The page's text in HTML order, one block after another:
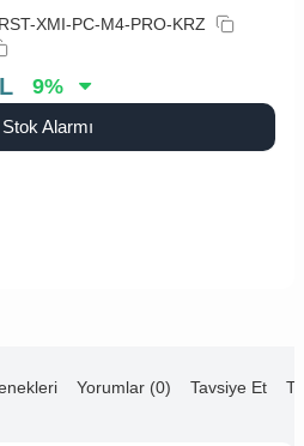
XMI-PC-M4-PRO-KRZ
9%
Stok Alarmı
Yorumlar (0) Tavsiye Et